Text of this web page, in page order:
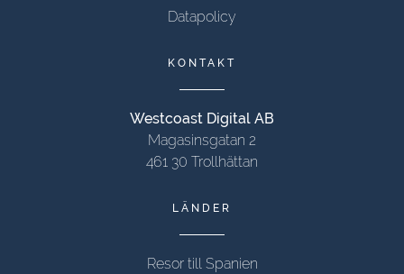
Datapolicy
KONTAKT
Westcoast Digital AB
Magasinsgatan 2
461 30 Trollhättan
LÄNDER
Resor till Spanien